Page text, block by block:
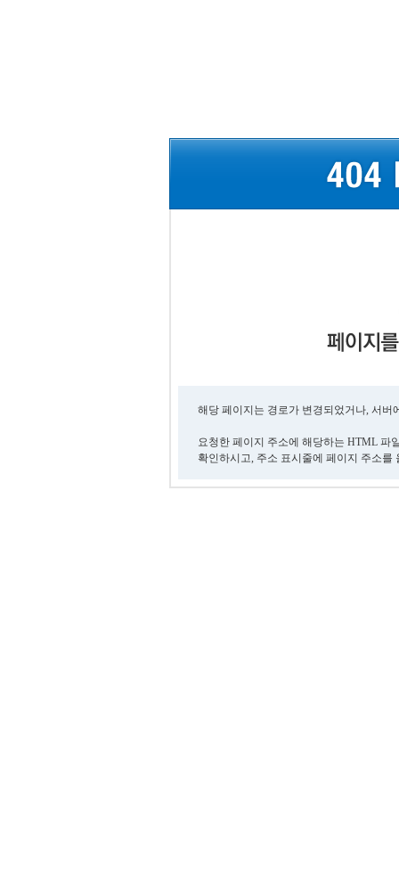
해당 페이지는 경로가 변경되었거나, 서
요청한 페이지 주소에 해당하는 HTML 파
확인하시고, 주소 표시줄에 페이지 주소